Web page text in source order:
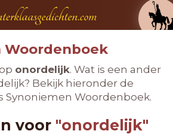
Woordenboek
onordelijk. Wat is een ander
Bekijk hieronder de
Synoniemen Woordenboek.
voor "onordelijk"